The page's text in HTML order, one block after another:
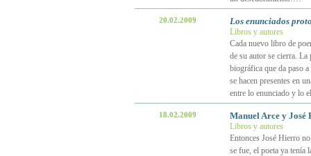
20.02.2009 Los enunciados
Libros y autores
Cada nuevo libro de
de su autor se cierra. La
biográfica que da paso
se hacen presentes en
entre lo enunciado y lo
18.02.2009 Manuel Arce y
Libros y autores
Entonces José Hierro
se fue, el poeta ya tenía